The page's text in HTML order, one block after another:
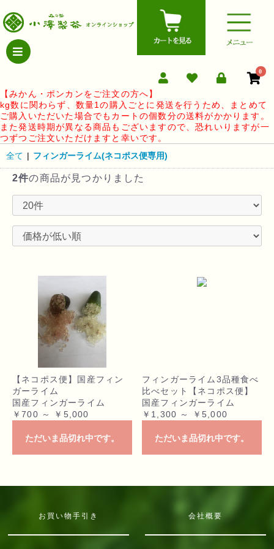
0
【みかん・ポンカンをご注文の方へ】
kg数に関わらず、数量1の購入ごとに発送を行うため、まとめて
ご購入いただいた場合でもカートの個数分の送料がかかります。
また発送時期が異なる商品もございますので、恐れいりますが一
つずつご注文いただけますと幸いです。
全て | フィンガーライム(ネコポス便専用)
2件の商品が見つかりました
【ネコポス便】国産フィン
ガーライム
国産フィンガーライム
￥700 ～ ￥5,000
ただいま品切れ中です。
フィンガーライム3品種食べ
比べセット【ネコポス便】
国産フィンガーライム
￥1,300 ～ ￥5,000
ただいま品切れ中です。
お買い物手引き 会社概要